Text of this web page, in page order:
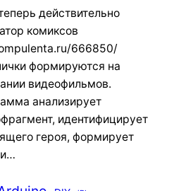
действительно
комиксов
666850/
формируются на
видеофильмов.
анализирует
идентифицирует
героя, формирует